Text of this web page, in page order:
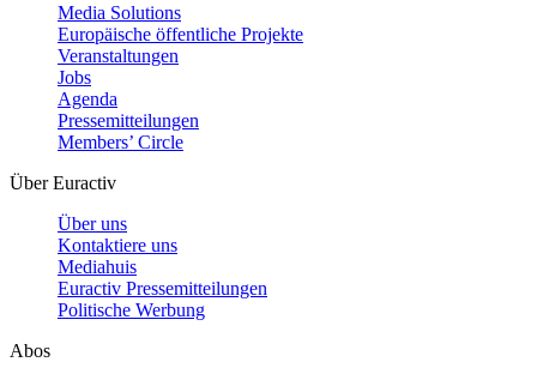
Media Solutions
Europäische öffentliche Projekte
Veranstaltungen
Jobs
Agenda
Pressemitteilungen
Members’ Circle
Über Euractiv
Über uns
Kontaktiere uns
Mediahuis
Euractiv Pressemitteilungen
Politische Werbung
Abos